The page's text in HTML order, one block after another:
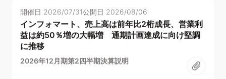
開催日 2026/07/31公開日 2026/08/06
インフォマート、売上高は前年比2桁成長、営業利
益は約50％増の大幅増 通期計画達成に向け堅調
に推移
2026年12月期第2四半期決算説明